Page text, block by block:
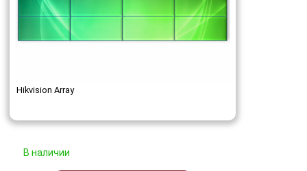
Hikvision Array
В наличии